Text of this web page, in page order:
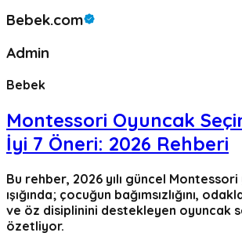
Bebek.com
Admin
Bebek
Montessori Oyuncak
İyi 7 Öneri: 2026 Rehberi
Bu rehber, 2026 yılı güncel Montessori
ışığında; çocuğun bağımsızlığını,
ve öz disiplinini destekleyen oyuncak
özetliyor.